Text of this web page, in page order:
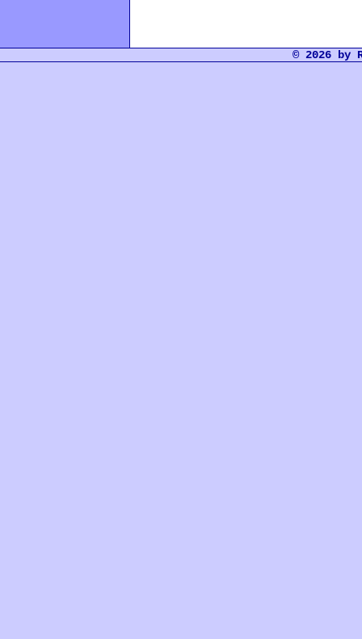
© 2026 by